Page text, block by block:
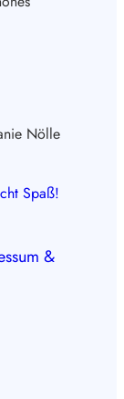
Nölle
Spaß!
&